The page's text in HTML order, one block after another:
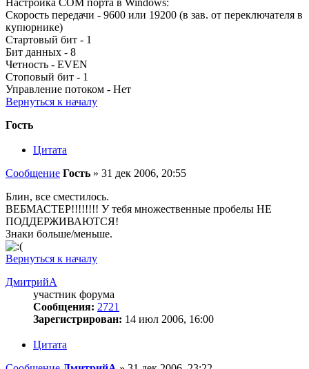
Скорость передачи - 9600 или 19200 (в зав. от переключателя в
купюрнике)
Стартовый бит - 1
Бит данных - 8
Четность - EVEN
Стоповый бит - 1
Управление потоком - Нет
Вернуться к началу
Гость
Цитата
Сообщение Гость » 31 дек 2006, 20:55
Блин, все сместилось.
ВЕБМАСТЕР!!!!!!!! У тебя множественные пробелы НЕ
ПОДДЕРЖИВАЮТСЯ!
Знаки больше/меньше.
Вернуться к началу
ДмитрийА
участник форума
Сообщения: 2721
Зарегистрирован: 14 июл 2006, 16:00
Цитата